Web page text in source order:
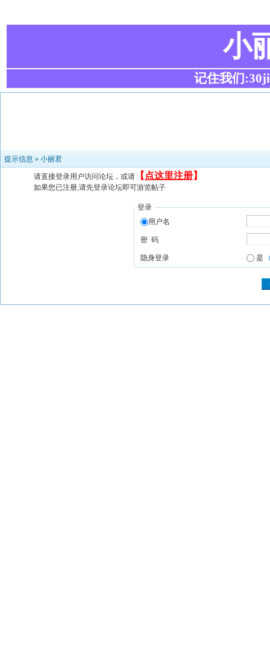
小
记住我们
提示信息 » 小丽君
请直接登录用户访问论坛，或请 【 点这里注册】
如果您已注册,请先登录论坛即可游览帖子
登录
用户名
密 码
隐身登录 是